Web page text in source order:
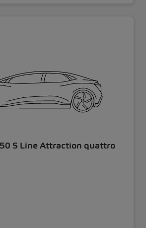
S Line Attraction quattro